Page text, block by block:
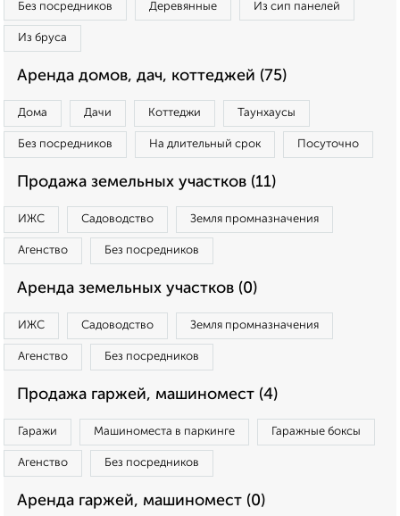
Без посредников Деревянные Из сип панелей
Из бруса
Аренда домов, дач, коттеджей (75)
Дома Дачи Коттеджи Таунхаусы
Без посредников На длительный срок Посуточно
Продажа земельных участков (11)
ИЖС Садоводство Земля промназначения
Агенство Без посредников
Аренда земельных участков (0)
ИЖС Садоводство Земля промназначения
Агенство Без посредников
Продажа гаржей, машиномест (4)
Гаражи Машиноместа в паркинге Гаражные боксы
Агенство Без посредников
Аренда гаржей, машиномест (0)